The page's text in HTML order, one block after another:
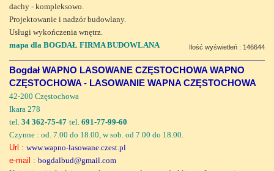
dachy - kompleksowo.
Projektowanie i nadzór budowlany.
Usługi wykończenia wnętrz.
mapa dla BOGDAŁ FIRMA BUDOWLANA
Ilość wyświetleń : 146644
Bogdał WAPNO LASOWANE CZĘSTOCHOWA WAPNO
CZĘSTOCHOWA - LASOWANIE WAPNA CZĘSTOCHOWA
42-200 Częstochowa
Ikara 278
tel. 34 362-75-47 tel. 691-77-99-60
Czynne : od. 7.00 do 18.00, w sob. od 7.00 do 18.00.
Url : www.wapno-lasowane.czest.pl
e-mail : bogdalbud@gmail.com